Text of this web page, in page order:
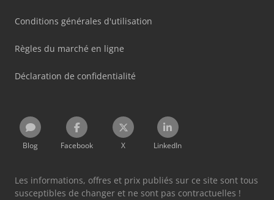
Conditions générales d'utilisation
Règles du marché en ligne
Déclaration de confidentialité
Blog Facebook X LinkedIn
Les informations, offres et prix publiés sur ce site sont tous
susceptibles de changer et ne sont pas contractuelles !